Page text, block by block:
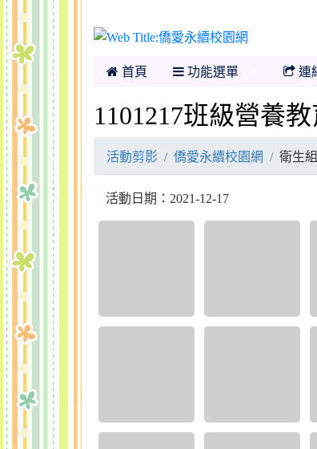
首頁 功能選單 連
1101217班級營養
活動剪影 僑愛永續校園網 衛生
活動日期：2021-12-17